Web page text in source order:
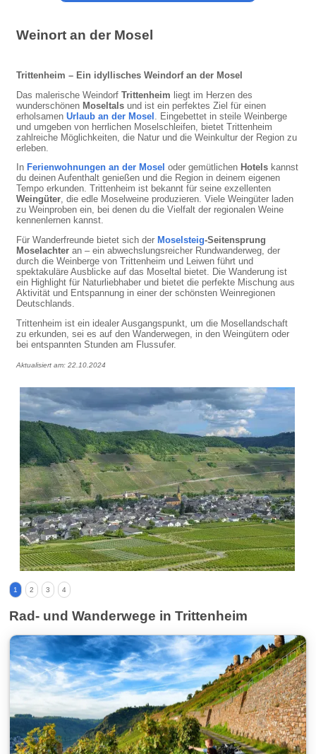
Weinort an der Mosel
Trittenheim – Ein idyllisches Weindorf an der Mosel
Das malerische WeindorfTrittenheim liegt im Herzen des
wunderschönen Moseltals und ist ein perfektes Ziel für einen
erholsamenUrlaub an der Mosel . Eingebettet in steile Weinberge
und umgeben von herrlichen Moselschleifen, bietet Trittenheim
zahlreiche Möglichkeiten, die Natur und die Weinkultur der Region zu
erleben.
In Ferienwohnungen an der Mosel oder gemütlichen Hotels kannst
du deinen Aufenthalt genießen und die Region in deinem eigenen
Tempo erkunden. Trittenheim ist bekannt für seine exzellenten
Weingüter, die edle Moselweine produzieren. Viele Weingüter laden
zu Weinproben ein, bei denen du die Vielfalt der regionalen Weine
kennenlernen kannst.
Für Wanderfreunde bietet sich der Moselsteig-Seitensprung
Moselachter an – ein abwechslungsreicher Rundwanderweg, der
durch die Weinberge von Trittenheim und Leiwen führt und
spektakuläre Ausblicke auf das Moseltal bietet. Die Wanderung ist
ein Highlight für Naturliebhaber und bietet die perfekte Mischung aus
Aktivität und Entspannung in einer der schönsten Weinregionen
Deutschlands.
Trittenheim ist ein idealer Ausgangspunkt, um die Mosellandschaft
zu erkunden, sei es auf den Wanderwegen, in den Weingütern oder
bei entspannten Stunden am Flussufer.
Aktualisiert am: 22.10.2024
1 2 3 4
Rad- und Wanderwege in Trittenheim